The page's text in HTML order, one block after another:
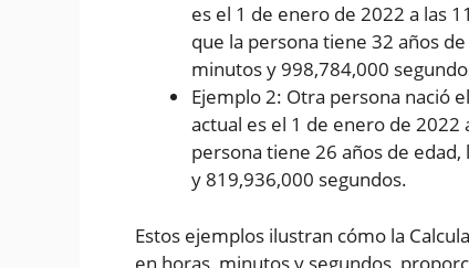
es el 1 de enero de 2022 a las
que la persona tiene 32 años
minutos y 998,784,000
Ejemplo 2: Otra persona nació
actual es el 1 de enero de 2022
persona tiene 26 años de
y 819,936,000 segundos.
Estos ejemplos ilustran cómo la
en horas, minutos y segundos,